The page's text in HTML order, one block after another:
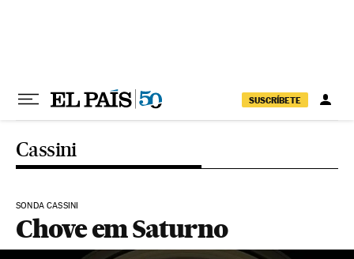
SUSCRÍBETE
Cassini
SONDA CASSINI
Chove em Saturno